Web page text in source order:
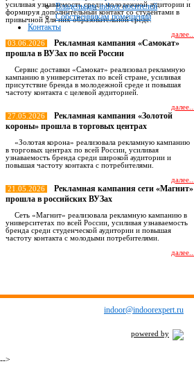
Владельцам indoor носителей
Собственникам помещений
Контакты
усиливая узнаваемость среди молодежной аудитории и
формируя дополнительный контакт со студентами в
привычной для них образовательной среде.
далее...
03.06.2026
Рекламная кампания «Самокат»
прошла в ВУЗах по всей России
Сервис доставки «Самокат» реализовал рекламную
кампанию в университетах по всей стране, усиливая
присутствие бренда в молодежной среде и повышая
частоту контакта с целевой аудиторией.
далее...
27.05.2026
Рекламная кампания «Золотой
короны» прошла в торговых центрах
«Золотая корона» реализовала рекламную кампанию
в торговых центрах по всей России, усиливая
узнаваемость бренда среди широкой аудитории и
повышая частоту контакта с потребителями.
далее...
21.05.2026
Рекламная кампания сети «Магнит»
прошла в российских ВУЗах
Сеть «Магнит» реализовала рекламную кампанию в
университетах по всей России, усиливая узнаваемость
бренда среди студенческой аудитории и повышая
частоту контакта с молодыми потребителями.
далее...
indoor@indoorexpert.ru
powered by
-->